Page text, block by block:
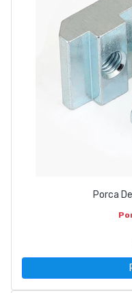
Porca